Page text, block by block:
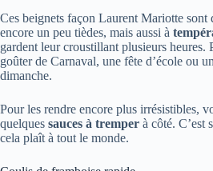
Ces beignets façon Laurent Mariotte sont
encore un peu tièdes, mais aussi à
gardent leur croustillant plusieurs heures.
goûter de Carnaval, une fête d’école ou
dimanche.
Pour les rendre encore plus irrésistibles,
quelques sauces à tremper à côté. C’est
cela plaît à tout le monde.